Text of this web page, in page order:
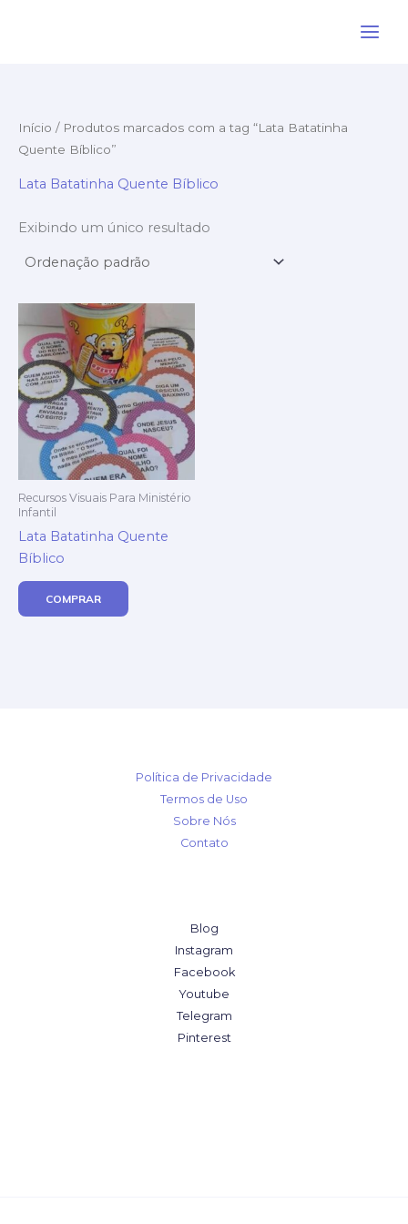
Início / Produtos marcados com a tag “Lata Batatinha
Quente Bíblico”
Lata Batatinha Quente Bíblico
Exibindo um único resultado
Recursos Visuais Para Ministério
Infantil
Lata Batatinha Quente
Bíblico
COMPRAR
Política de Privacidade
Termos de Uso
Sobre Nós
Contato
Blog
Instagram
Facebook
Youtube
Telegram
Pinterest